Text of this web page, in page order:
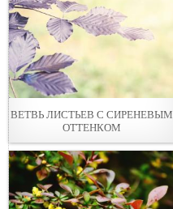
ВЕТВЬ ЛИСТЬЕВ С СИРЕНЕВЫМ
ОТТЕНКОМ